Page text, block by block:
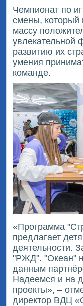
Чемпионат по
смены, который
массу
увлекательной
развитию их
умения
команде.
«Программа
предлагает
деятельности.
"РЖД". "Океан"
данным
Надеемся и на
проекты», –
директор ВДЦ